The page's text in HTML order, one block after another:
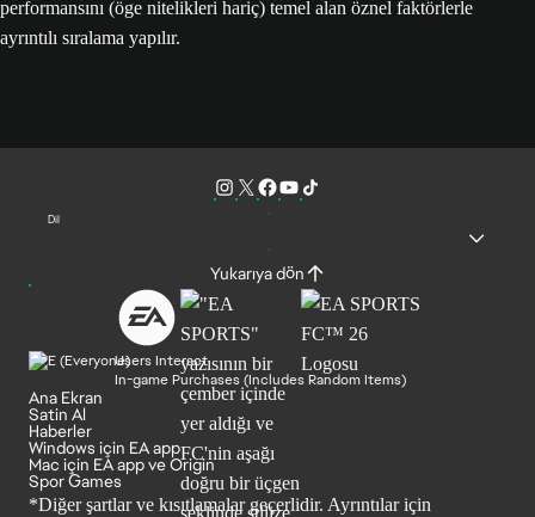
performansını (öge nitelikleri hariç) temel alan öznel faktörlerle
ayrıntılı sıralama yapılır.
Dil
Yukarıya dön
Users Interact
In-game Purchases (Includes Random Items)
Ana Ekran
Satin Al
Haberler
Windows için EA app
Mac için EA app ve Origin
Spor Games
*Diğer şartlar ve kısıtlamalar geçerlidir. Ayrıntılar için